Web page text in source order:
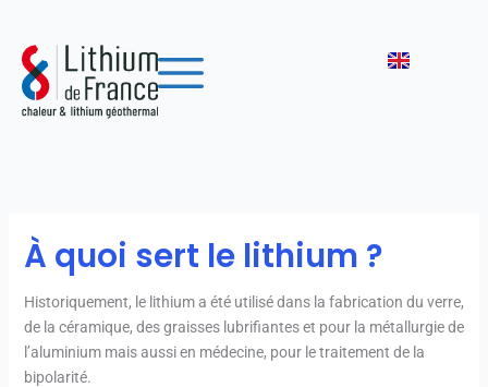
contenu
À quoi sert le lithium ?
Historiquement, le lithium a été utilisé dans la fabrication du verre,
de la céramique, des graisses lubrifiantes et pour la métallurgie de
l’aluminium mais aussi en médecine, pour le traitement de la
bipolarité.